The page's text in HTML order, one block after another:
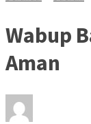
Wabup
Aman